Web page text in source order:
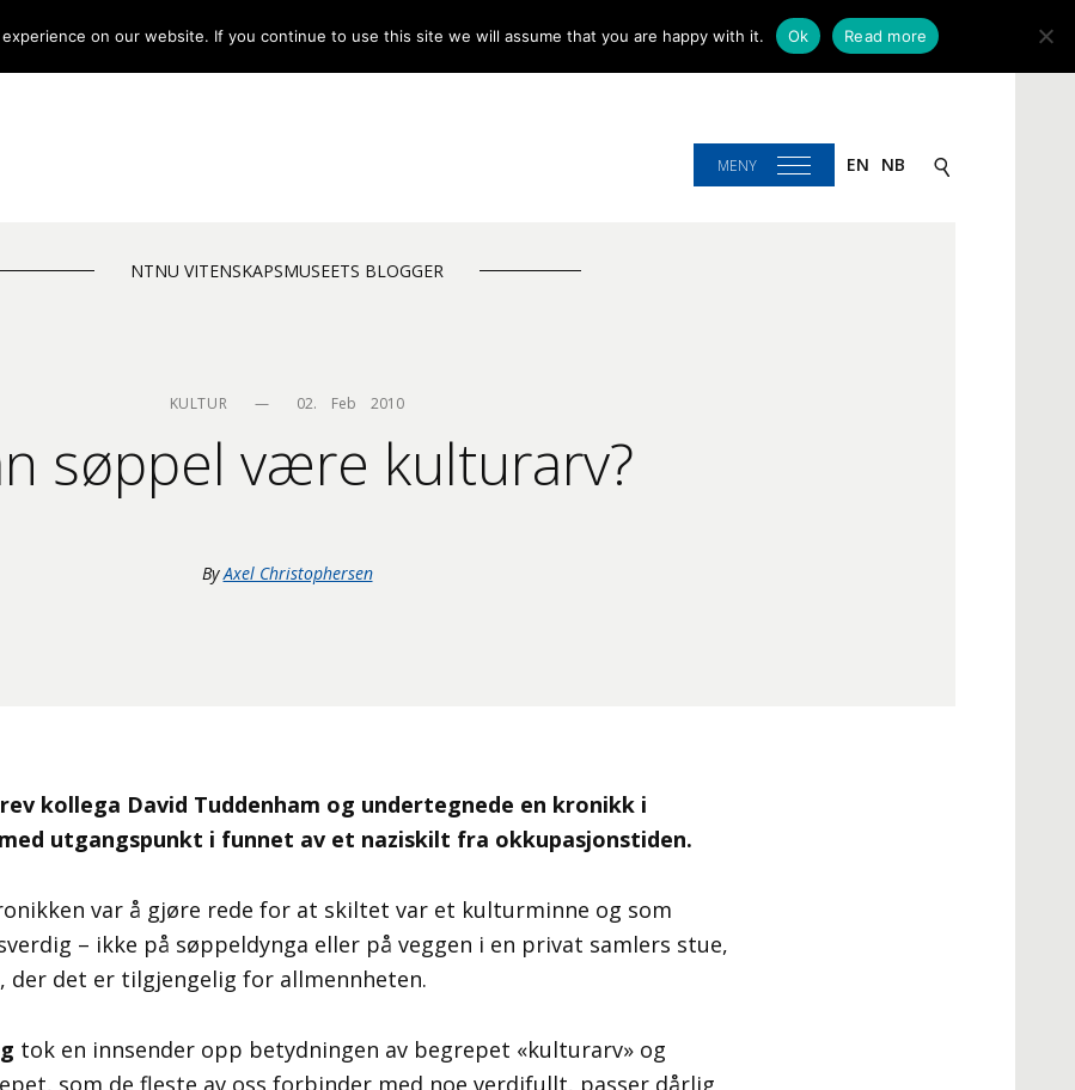
MENY EN NB
NTNU VITENSKAPSMUSEETS BLOGGER
KULTUR — 02.    Feb    2010
søppel være kulturarv?
By Axel Christophersen
kollega David Tuddenham og undertegnede en kronikk i
utgangspunkt i funnet av et naziskilt fra okkupasjonstiden.
var å gjøre rede for at skiltet var et kulturminne og som
– ikke på søppeldynga eller på veggen i en privat samlers stue,
der det er tilgjengelig for allmennheten.
tok en innsender opp betydningen av begrepet «kulturarv» og
on our website. If you continue to use this site we will assume that you are happy with it. Ok Read more